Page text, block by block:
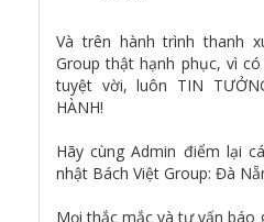
Và trên hành trình thanh
Group thật hạnh phục, vì
tuyệt vời, luôn TIN
HÀNH!
Hãy cùng Admin điểm lại
nhật Bách Việt Group: Đà
Mọi thắc mắc và tư vấn báo